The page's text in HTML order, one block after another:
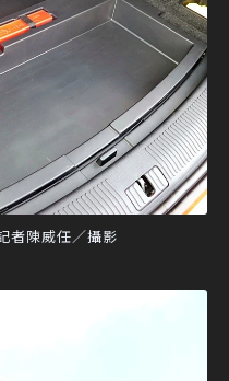
者陳威任／攝影